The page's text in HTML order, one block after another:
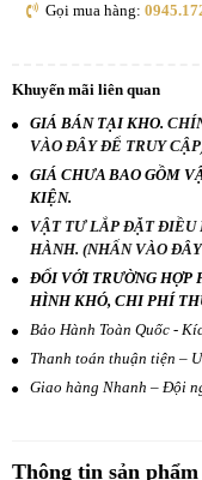
Gọi mua hàng:
Khuyến mãi liên quan
GIÁ BÁN TẠI KHO.
VÀO ĐÂY ĐỂ TRUY
GIÁ CHƯA BAO GỒM
KIỆN.
VẬT TƯ LẮP ĐẶT ĐIỀU
HÀNH. (NHẤN VÀO
ĐỐI VỚI TRƯỜNG HỢP
HÌNH KHÓ, CHI PHÍ
Bảo Hành Toàn Quốc -
Thanh toán thuận tiện –
Giao hàng Nhanh – Đội
Thông tin sản phẩm